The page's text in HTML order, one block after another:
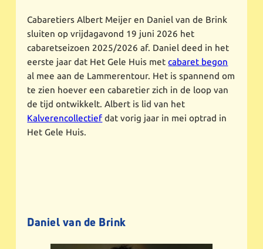
Cabaretiers Albert Meijer en Daniel van de Brink
sluiten op vrijdagavond 19 juni 2026 het
cabaretseizoen 2025/2026 af. Daniel deed in het
eerste jaar dat Het Gele Huis metcabaret begon
al mee aan de Lammerentour. Het is spannend om
te zien hoever een cabaretier zich in de loop van
de tijd ontwikkelt. Albert is lid van het
Kalverencollectief dat vorig jaar in mei optrad in
Het Gele Huis.
Daniel van de Brink